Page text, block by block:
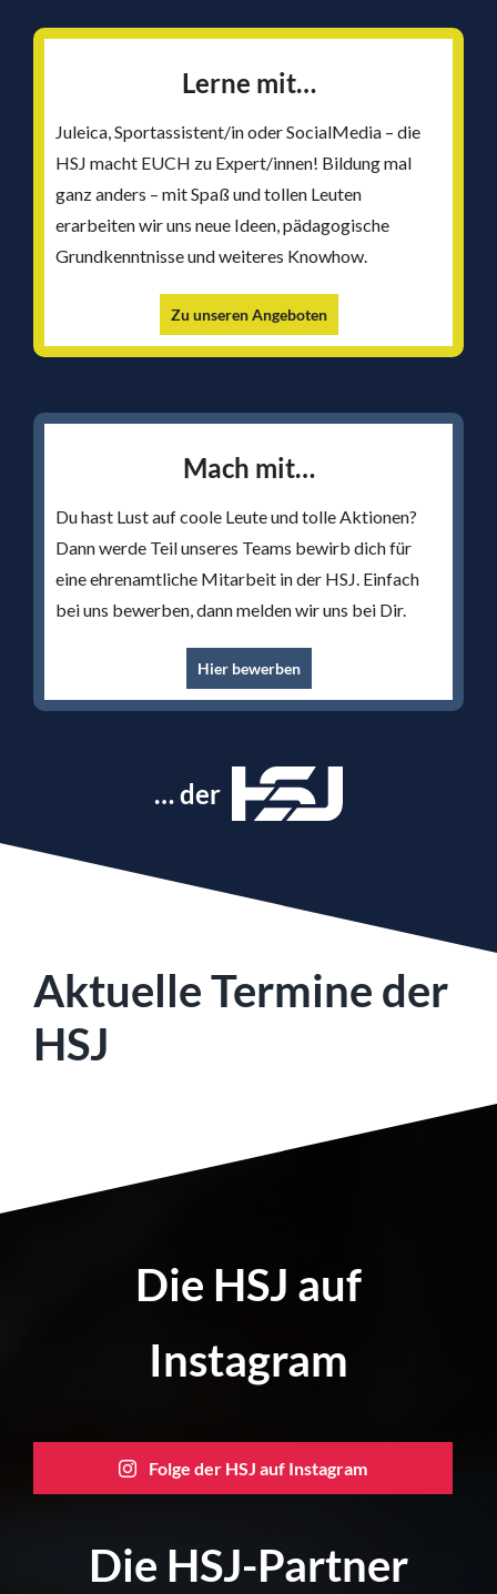
Lerne mit…
Juleica, Sportassistent/in oder SocialMedia – die
HSJ macht EUCH zu Expert/innen! Bildung mal
ganz anders – mit Spaß und tollen Leuten
erarbeiten wir uns neue Ideen, pädagogische
Grundkenntnisse und weiteres Knowhow.
Zu unseren Angeboten
Mach mit…
Du hast Lust auf coole Leute und tolle Aktionen?
Dann werde Teil unseres Teams bewirb dich für
eine ehrenamtliche Mitarbeit in der HSJ. Einfach
bei uns bewerben, dann melden wir uns bei Dir.
Hier bewerben
… der
Aktuelle Termine der
HSJ
Die HSJ auf
Instagram
Folge der HSJ auf Instagram
Die HSJ-Partner